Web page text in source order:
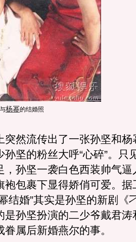
杨幂的结婚照
然流传出了一张孙坚和杨
坚的粉丝大呼“心碎”。只
，孙坚一袭白色西装帅气
袍包裹下显得娇俏可爱。据
结婚”其实是孙坚的新剧《
是孙坚扮演的二少爷戴君涛
属后新婚燕尔的事。